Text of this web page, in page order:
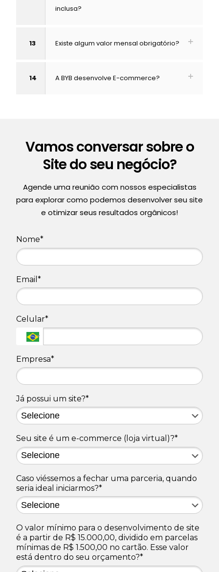
inclusa?
13 Existe algum valor mensal obrigatório?
14 A BYB desenvolve E-commerce?
Vamos conversar sobre o
Site do seu negócio?
Agende uma reunião com nossos especialistas
para explorar como podemos desenvolver seu site
e otimizar seus resultados orgânicos!
Nome*
Email*
Celular*
Empresa*
Já possui um site?*
Seu site é um e-commerce (loja virtual)?*
Caso viéssemos a fechar uma parceria, quando
seria ideal iniciarmos?*
O valor mínimo para o desenvolvimento de site
é a partir de R$ 15.000,00, dividido em parcelas
mínimas de R$ 1.500,00 no cartão. Esse valor
está dentro do seu orçamento?*